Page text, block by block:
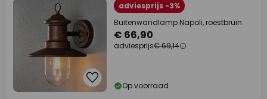
adviesprijs -3%
Buitenwandlamp Napoli, roestbruin
€ 66,90
adviesprijs€ 69,14
Op voorraad